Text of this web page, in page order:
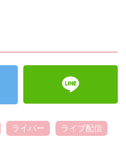
ライバー ライブ配信